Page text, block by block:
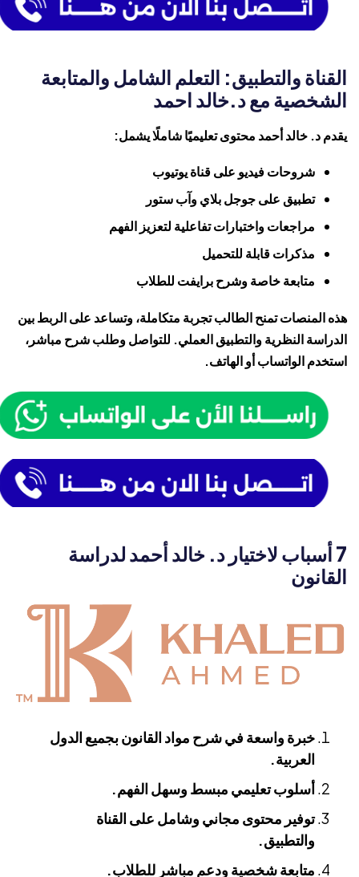
القناة والتطبيق: التعلم الشامل والمتابعة
الشخصية مع د.خالد احمد
يقدم د. خالد أحمد محتوى تعليميًا شاملًا يشمل:
شروحات فيديو على قناةيوتيوب
تطبيق علىجوجل بلايوآب ستور
مراجعات واختبارات تفاعلية لتعزيز الفهم
مذكرات قابلة للتحميل
متابعة خاصة وشرح برايفت للطلاب
هذه المنصات تمنح الطالب تجربة متكاملة، وتساعد على الربط بين
الدراسة النظرية والتطبيق العملي. للتواصل وطلب شرح مباشر،
استخدم الواتساب أو الهاتف.
7 أسباب لاختيار د. خالد أحمد لدراسة
القانون
خبرة واسعة في شرح مواد القانون بجميع الدول
العربية.
أسلوب تعليمي مبسط وسهل الفهم.
توفير محتوى مجاني وشامل على القناة
والتطبيق.
متابعة شخصية ودعم مباشر للطلاب.